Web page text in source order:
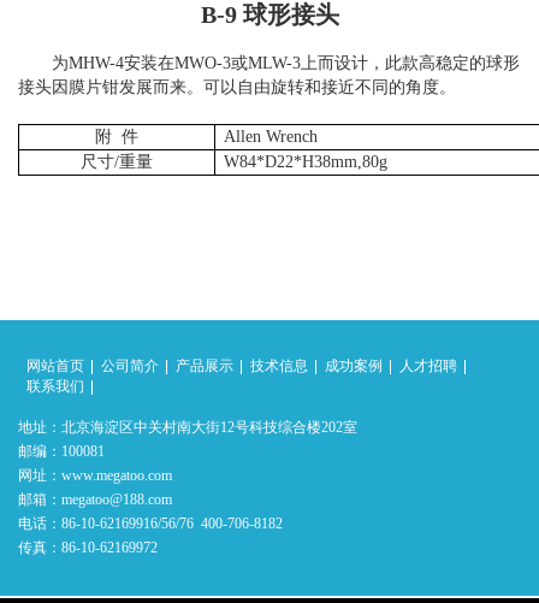
B-9 球形接头
为MHW-4安装在MWO-3或MLW-3上而设计，此款高稳定的球形
接头因膜片钳发展而来。可以自由旋转和接近不同的角度。
附 件
Allen Wrench
尺寸/重量
W84*D22*H38mm,80g
网站首页 公司简介 产品展示 技术信息 成功案例
人才招聘
联系我们
地址：北京海淀区中关村南大街12号科技综合楼202室
邮编：100081
网址：www.megatoo.com
邮箱：megatoo@188.com
电话：86-10-62169916/56/76 400-706-8182
传真：86-10-62169972